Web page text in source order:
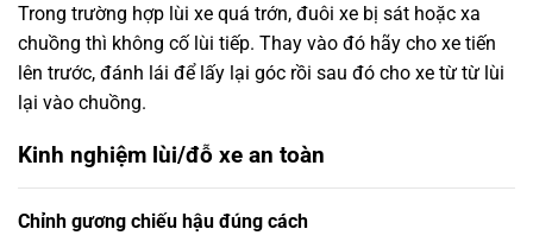
Trong trường hợp lùi xe quá trớn, đuôi xe bị sát hoặc xa
chuồng thì không cố lùi tiếp. Thay vào đó hãy cho xe tiến
lên trước, đánh lái để lấy lại góc rồi sau đó cho xe từ từ lùi
lại vào chuồng.
Kinh nghiệm lùi/đỗ xe an toàn
Chỉnh gương chiếu hậu đúng cách